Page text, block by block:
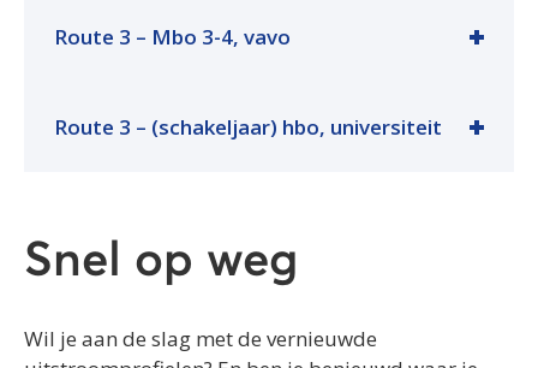
Route 3 – Mbo 3-4, vavo
Route 3 – (schakeljaar) hbo, universiteit
Snel op weg
Wil je aan de slag met de vernieuwde